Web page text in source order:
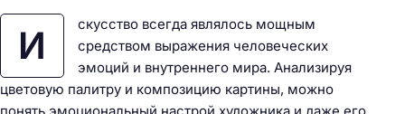
И
скусство всегда являлось мощным
средством выражения человеческих
эмоций и внутреннего мира. Анализируя
цветовую палитру и композицию картины, можно